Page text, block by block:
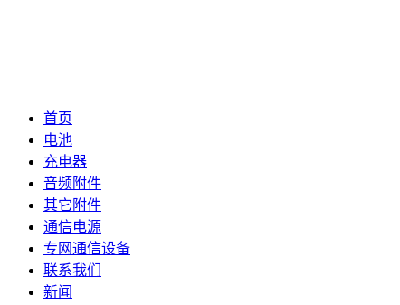
首页
电池
充电器
音频附件
其它附件
通信电源
专网通信设备
联系我们
新闻